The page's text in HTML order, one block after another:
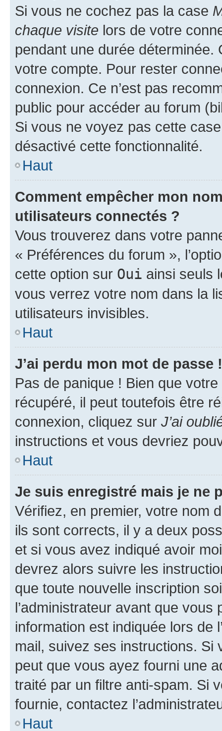
Si vous ne cochez pas la case
chaque visite lors de votre
pendant une durée déterminée.
votre compte. Pour rester
connexion. Ce n’est pas
public pour accéder au forum
Si vous ne voyez pas cette
désactivé cette fonctionnalité.
Haut
Comment empêcher mon
utilisateurs connectés ?
Vous trouverez dans votre
« Préférences du forum »,
cette option sur Oui ainsi seuls
vous verrez votre nom dans la
utilisateurs invisibles.
Haut
J’ai perdu mon mot de passe !
Pas de panique ! Bien que
récupéré, il peut toutefois être
connexion, cliquez sur J’ai
instructions et vous devriez
Haut
Je suis enregistré mais je ne
Vérifiez, en premier, votre nom
ils sont corrects, il y a deux
et si vous avez indiqué avoir
devrez alors suivre les
que toute nouvelle inscription
l’administrateur avant que
information est indiquée lors de
mail, suivez ses instructions. Si
peut que vous ayez fourni une
traité par un filtre anti-spam. Si
fournie, contactez
Haut